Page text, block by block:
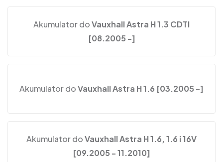
Akumulator doVauxhall Astra H 1.3 CDTI
[08.2005 -]
Akumulator doVauxhall Astra H 1.6 [03.2005 -]
Akumulator doVauxhall Astra H 1.6, 1.6 i 16V
[09.2005 - 11.2010]